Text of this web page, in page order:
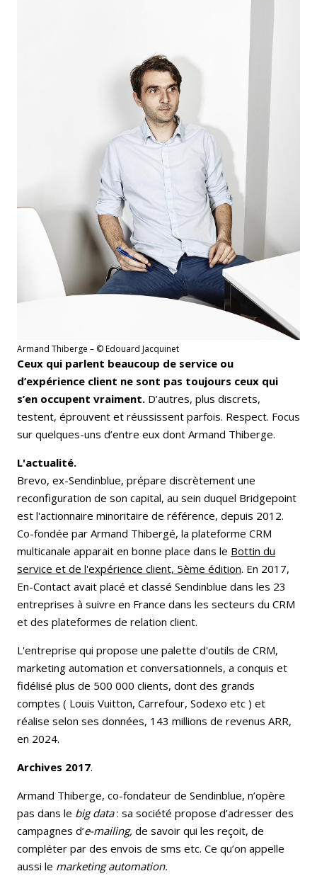
Armand Thiberge – © Edouard Jacquinet
Ceux qui parlent beaucoup de service ou
d’expérience client ne sont pas toujours ceux qui
s’en occupent vraiment. D’autres, plus discrets,
testent, éprouvent et réussissent parfois. Respect. Focus
sur quelques-uns d’entre eux dont Armand Thiberge.
L'actualité.
Brevo, ex-Sendinblue, prépare discrètement une
reconfiguration de son capital, au sein duquel Bridgepoint
est l'actionnaire minoritaire de référence, depuis 2012.
Co-fondée par Armand Thibergé, la plateforme CRM
multicanale apparait en bonne place dans le Bottin du
service et de l'expérience client, 5ème édition. En 2017,
En-Contact avait placé et classé Sendinblue dans les 23
entreprises à suivre en France dans les secteurs du CRM
et des plateformes de relation client.
L'entreprise qui propose une palette d'outils de CRM,
marketing automation et conversationnels, a conquis et
fidélisé plus de 500 000 clients, dont des grands
comptes ( Louis Vuitton, Carrefour, Sodexo etc ) et
réalise selon ses données, 143 millions de revenus ARR,
en 2024.
Archives 2017.
Armand Thiberge, co-fondateur de Sendinblue, n’opère
pas dans le big data: sa société propose d’adresser des
campagnes d’e-mailing, de savoir qui les reçoit, de
compléter par des envois de sms etc. Ce qu’on appelle
aussi le marketing automation.